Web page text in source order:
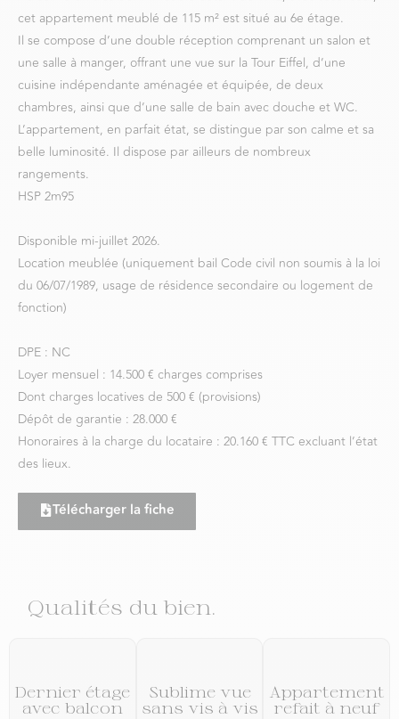
cet appartement meublé de 115 m² est situé au 6e étage.
Il se compose d’une double réception comprenant un salon et
une salle à manger, offrant une vue sur la Tour Eiffel, d’une
cuisine indépendante aménagée et équipée, de deux
chambres, ainsi que d’une salle de bain avec douche et WC.
L’appartement, en parfait état, se distingue par son calme et sa
belle luminosité. Il dispose par ailleurs de nombreux
rangements.
HSP 2m95
Disponible mi-juillet 2026.
Location meublée (uniquement bail Code civil non soumis à la loi
du 06/07/1989, usage de résidence secondaire ou logement de
fonction)
DPE : NC
Loyer mensuel : 14.500 € charges comprises
Dont charges locatives de 500 € (provisions)
Dépôt de garantie : 28.000 €
Honoraires à la charge du locataire : 20.160 € TTC excluant l’état
des lieux.
Télécharger la fiche
Qualités du bien.
Dernier étage
avec balcon
Sublime vue
sans vis à vis
Appartement
refait à neuf